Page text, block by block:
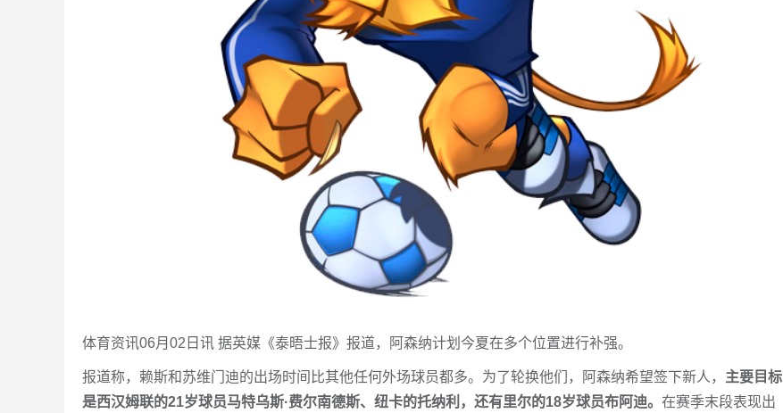
体育资讯06月02日讯 据英媒《泰晤士报》报道，阿森纳计划今夏在多个位置进行补强。
报道称，赖斯和苏维门迪的出场时间比其他任何外场球员都多。为了轮换他们，阿森纳希望签下新人， 主要目标
是西汉姆联的21岁球员马特乌斯·费尔南德斯、纽卡的托纳利，还有里尔的18岁球员布阿迪。 在赛季末段表现出